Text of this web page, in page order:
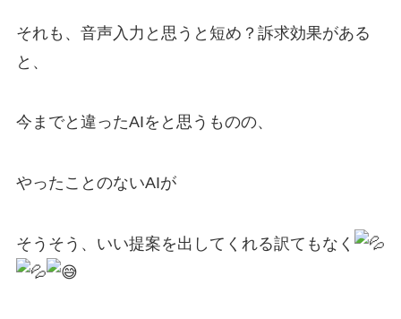
それも、音声入力と思うと短め？訴求効果がある
と、
今までと違ったAIをと思うものの、
やったことのないAIが
そうそう、いい提案を出してくれる訳てもなく